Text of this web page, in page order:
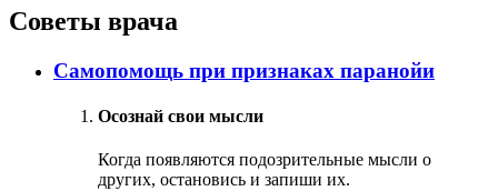
Советы врача
Самопомощь при признаках паранойи
Осознай свои мысли
Когда появляются подозрительные мысли о
других, остановись и запиши их.